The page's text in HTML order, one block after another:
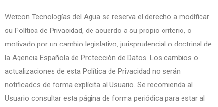
Wetcon Tecnologías del Agua se reserva el derecho a modificar
su Política de Privacidad, de acuerdo a su propio criterio, o
motivado por un cambio legislativo, jurisprudencial o doctrinal de
la Agencia Española de Protección de Datos. Los cambios o
actualizaciones de esta Política de Privacidad no serán
notificados de forma explícita al Usuario. Se recomienda al
Usuario consultar esta página de forma periódica para estar al